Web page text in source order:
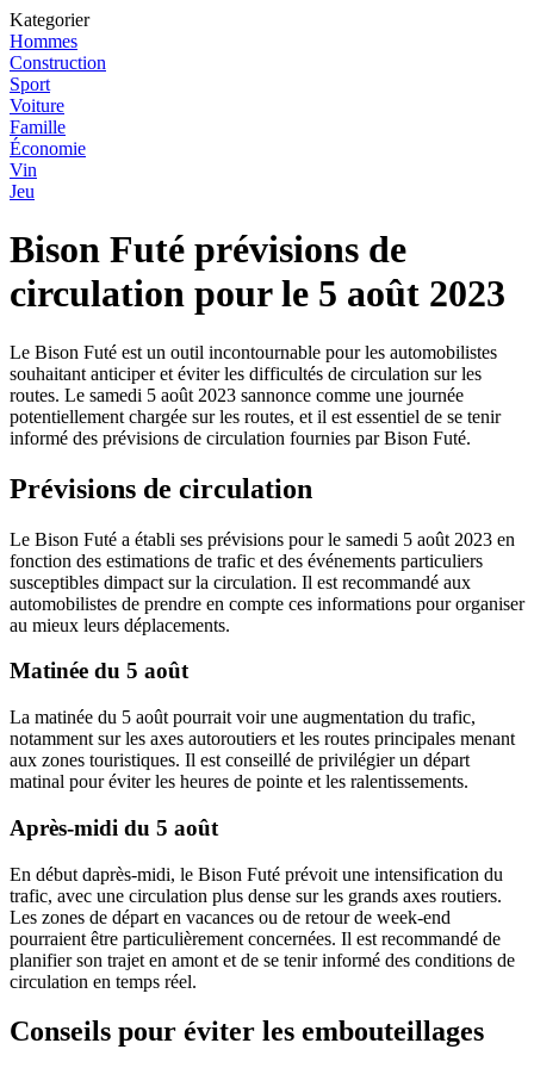
Kategorier
Hommes
Construction
Sport
Voiture
Famille
Économie
Vin
Jeu
Bison Futé prévisions de
circulation pour le 5 août 2023
Le Bison Futé est un outil incontournable pour les automobilistes
souhaitant anticiper et éviter les difficultés de circulation sur les
routes. Le samedi 5 août 2023 sannonce comme une journée
potentiellement chargée sur les routes, et il est essentiel de se tenir
informé des prévisions de circulation fournies par Bison Futé.
Prévisions de circulation
Le Bison Futé a établi ses prévisions pour le samedi 5 août 2023 en
fonction des estimations de trafic et des événements particuliers
susceptibles dimpact sur la circulation. Il est recommandé aux
automobilistes de prendre en compte ces informations pour organiser
au mieux leurs déplacements.
Matinée du 5 août
La matinée du 5 août pourrait voir une augmentation du trafic,
notamment sur les axes autoroutiers et les routes principales menant
aux zones touristiques. Il est conseillé de privilégier un départ
matinal pour éviter les heures de pointe et les ralentissements.
Après-midi du 5 août
En début daprès-midi, le Bison Futé prévoit une intensification du
trafic, avec une circulation plus dense sur les grands axes routiers.
Les zones de départ en vacances ou de retour de week-end
pourraient être particulièrement concernées. Il est recommandé de
planifier son trajet en amont et de se tenir informé des conditions de
circulation en temps réel.
Conseils pour éviter les embouteillages